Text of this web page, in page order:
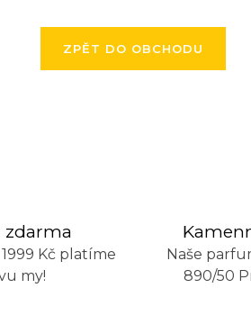
ZPĚT DO OBCHODU
zdarma
Kč platíme
my!
Naše
890/50